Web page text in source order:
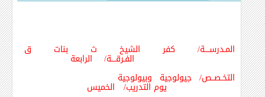
المـدرســــة/ كفر الشيخ ث بنات ق
الفـرقــــة/ الرابعة
التخـصــص/ جيولوجية وبيولوجية
يوم التدريب/ الخميس